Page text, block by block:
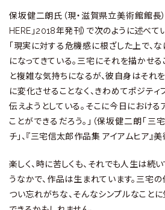
保坂健二朗氏（現・滋賀県立美術館館長
HERE」2018年発刊）で次のように述べて
「現実に対する危機感に根ざした上で、
になってきている。三宅にそれを描かせ
と複雑な気持ちになるが、彼自身はそれ
に変化させることなく、きわめてポジテ
伝えようとしている。そこに今日におけ
ことができるだろう。」（保坂健二朗「
チ」、『三宅信太郎作品集 アイアムヒア』
楽しく、時に苦しくも、それでも人生は続い
うなかで、作品は生まれています。三宅
つい忘れがちな、そんなシンプルなこと